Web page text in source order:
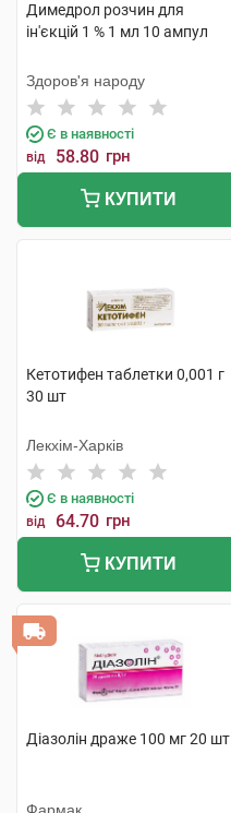
Димедрол розчин для
ін'єкцій 1 % 1 мл 10 ампул
Здоров'я народу
Є в наявності
від 58.80 грн
КУПИТИ
Кетотифен таблетки 0,001 г
30 шт
Лекхім-Харків
Є в наявності
від 64.70 грн
КУПИТИ
Діазолін драже 100 мг 20 шт